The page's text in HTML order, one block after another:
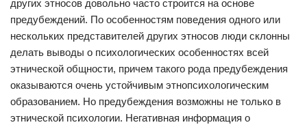
других этносов довольно часто строится на основе
предубеждений. По особенностям поведения одного или
нескольких представителей других этносов люди склонны
делать выводы о психологических особенностях всей
этнической общности, причем такого рода предубеждения
оказываются очень устойчивым этнопсихологическим
образованием. Но предубеждения возможны не только в
этнической психологии. Негативная информация о